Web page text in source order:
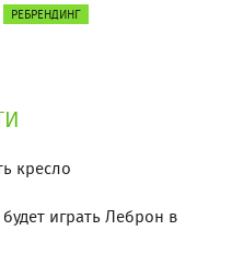
РЕБРЕНДИНГ
кресло
играть Леброн в